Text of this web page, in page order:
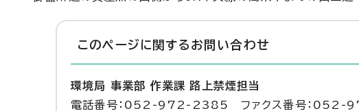
このページに関する お問い合わせ
環境局 事業部 作業課 路上禁煙担当
電話番号：052-972-2385 ファクス番号：052-